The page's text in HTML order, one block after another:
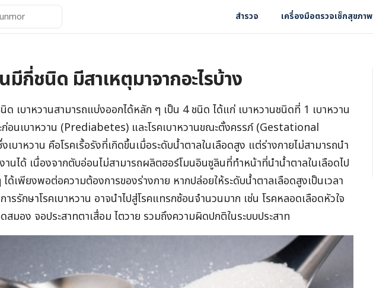
สำรวจ เครื่องมือตรวจเช็กสุขภาพ
มีกี่ชนิด มีสาเหตุมาจากอะไรบ้าง
ด เบาหวานสามารถแบ่งออกได้หลัก ๆ เป็น 4 ชนิด ได้แก่ เบาหวานชนิดที่ 1 เบาหวาน
อนเบาหวาน (Prediabetes) และโรคเบาหวานขณะตั้งครรภ์ (Gestational
เบาหวาน คือโรคเรื้อรังที่เกิดขึ้นเมื่อระดับน้ำตาลในเลือดสูง แต่ร่างกายไม่สามารถนำ
านได้ เนื่องจากตับอ่อนไม่สามารถผลิตฮอร์โมนอินซูลินที่ทำหน้าที่นำน้ำตาลในเลือดไป
ด้เพียงพอต่อความต้องการของร่างกาย หากปล่อยให้ระดับน้ำตาลเลือดสูงเป็นเวลา
ารรักษาโรคเบาหวาน อาจนำไปสู่โรคแทรกซ้อนจำนวนมาก เช่น โรคหลอดเลือดหัวใจ
สมอง จอประสาทตาเสื่อม ไตวาย รวมถึงความผิดปกติในระบบประสาท